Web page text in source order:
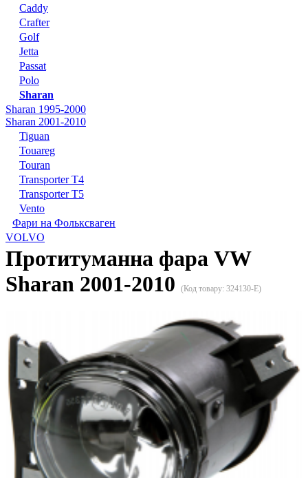
Caddy
Crafter
Golf
Jetta
Passat
Polo
Sharan
Sharan 1995-2000
Sharan 2001-2010
Tiguan
Touareg
Touran
Transporter T4
Transporter T5
Vento
Фари на Фольксваген
VOLVO
Протитуманна фара VW
Sharan 2001-2010
(Код товару: 324130-E)